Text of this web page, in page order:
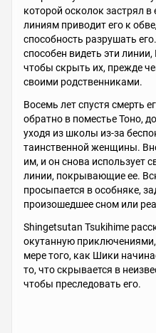
которой осколок застрял в
линиям приводит его к
способность разрушать
способен видеть эти
чтобы скрыть их, прежде
своими родственниками.
Восемь лет спустя смерть
обратно в поместье Тоно,
уходя из школы из-за
таинственной женщины.
им, и он снова использует
линии, покрывающие ее.
просыпается в особняке,
произошедшее сном или
Shingetsutan Tsukihime
окутанную
мере того, как Шики
то, что скрывается в
чтобы преследовать его.